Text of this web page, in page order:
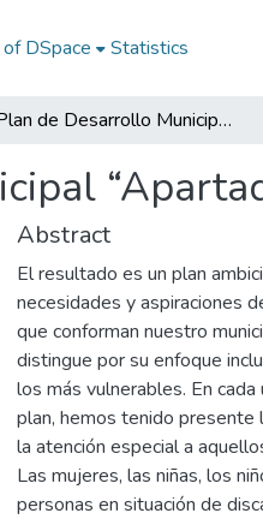
DSpace Statistics
Plan de Desarrollo Municipal “Apartadó, unidos por la vida”2024-2027
Abstract
El resultado es un plan
necesidades y aspiraciones
que conforman nuestro
distingue por su enfoque
los más vulnerables. En
plan, hemos tenido presente
la atención especial a
Las mujeres, las niñas, los
personas en situación de